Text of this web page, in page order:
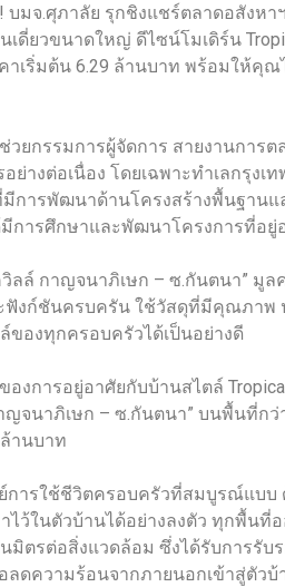
มจ.ศุภาลัย รุกชิงแชร์ตลาดอสังห
เดี่ยวขนาดใหญ่ ดีไซน์โมเดิร์น
เริ่มต้น 6.29 ล้านบาท พร้อมให้คุณ
กรรมการผู้จัดการ สายงานการต
ย่างต่อเนื่อง โดยเฉพาะทำเลกรุ
มีการพัฒนาด้านโครงสร้างพื้นฐา
การศึกษาและพัฒนาโครงการที่อ
ลล์ กาญจนาภิเษก – ซ.กันตนา” มู
ฟังก์ชันครบครัน ใช้วัสดุที่มีคุณภาพ
ของทุกครอบครัวได้เป็นอย่างดี
งการอยู่อาศัยกับบ้านสไตล์
ญจนาภิเษก – ซ.กันตนา” บนพื้นที่ก
านบาท
ารใช้ชีวิตครอบครัวที่สมบูรณ์แบบ
ว้ในตัวบ้านได้อย่างลงตัว ทุกพื้น
มิตรต่อสิ่งแวดล้อม ซึ่งได้รับการรั
ลดความร้อนจากภายนอกเข้าสู่ตั